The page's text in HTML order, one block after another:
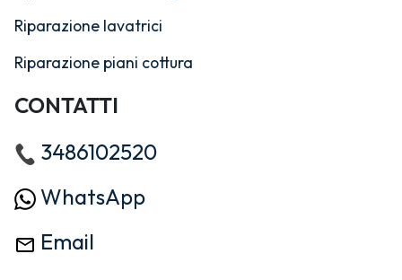
Riparazione lavatrici
Riparazione piani cottura
CONTATTI
3486102520
WhatsApp
Email